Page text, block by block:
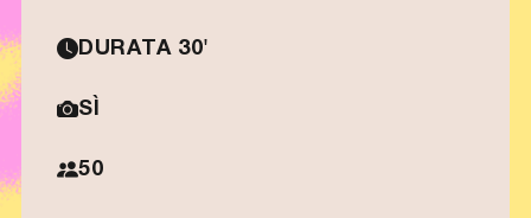
DURATA 30'
SÌ
50